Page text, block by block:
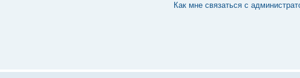
Как мне связаться с